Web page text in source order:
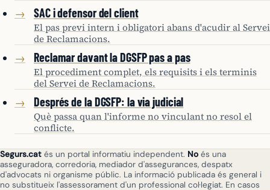
→ SAC i defensor del client
El pas previ intern i obligatori abans d'acudir al Servei
de Reclamacions.
→ Reclamar davant la DGSFP pas a pas
El procediment complet, els requisits i els terminis
del Servei de Reclamacions.
→ Després de la DGSFP: la via judicial
Què passa quan l'informe no vinculant no resol el
conflicte.
Segurs.cat és un portal informatiu independent. No és una
asseguradora, corredoria, mediador d'assegurances, despatx
d'advocats ni organisme públic. La informació publicada és general i
no substitueix l'assessorament d'un professional col·legiat. En casos